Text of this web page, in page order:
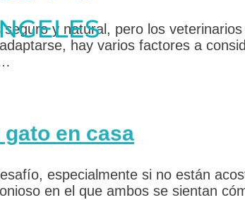
y natural, pero los
hay varios factores a
en casa
especialmente si no están
en el que ambos se sientan